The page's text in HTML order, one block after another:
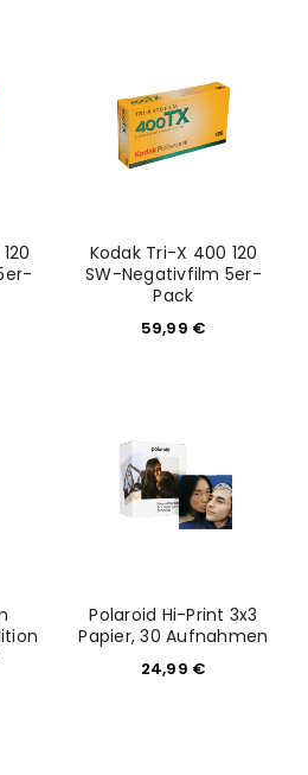
Kodak Tri-X 400 120
SW-Negativfilm 5er-
Pack
59,99 €
Polaroid Hi-Print 3x3
Papier, 30 Aufnahmen
24,99 €